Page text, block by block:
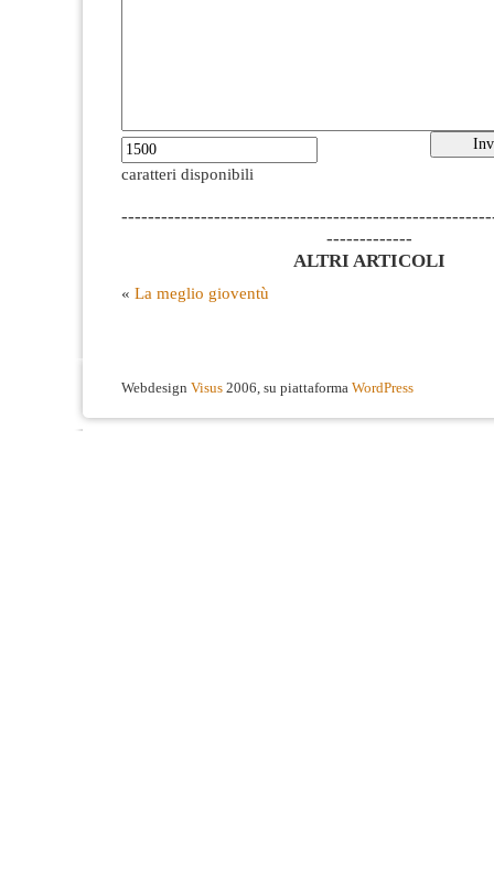
caratteri disponibili
-------------
ALTRI ARTICOLI
« La meglio gioventù
Webdesign Visus 2006, su piattaforma WordPress